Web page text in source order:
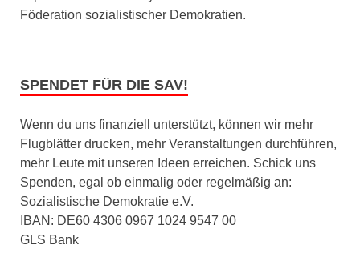
Föderation sozialistischer Demokratien.
SPENDET FÜR DIE SAV!
Wenn du uns finanziell unterstützt, können wir mehr
Flugblätter drucken, mehr Veranstaltungen durchführen,
mehr Leute mit unseren Ideen erreichen. Schick uns
Spenden, egal ob einmalig oder regelmäßig an:
Sozialistische Demokratie e.V.
IBAN: DE60 4306 0967 1024 9547 00
GLS Bank